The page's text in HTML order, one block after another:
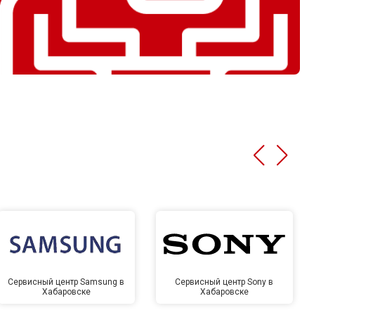
Сервисный центр Samsung в
Хабаровске
Сервисный центр Sony в
Хабаровске